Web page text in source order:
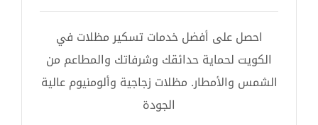
احصل على أفضل خدمات تسكير مظلات في
الكويت لحماية حدائقك وشرفاتك والمطاعم من
الشمس والأمطار. مظلات زجاجية وألومنيوم عالية
الجودة